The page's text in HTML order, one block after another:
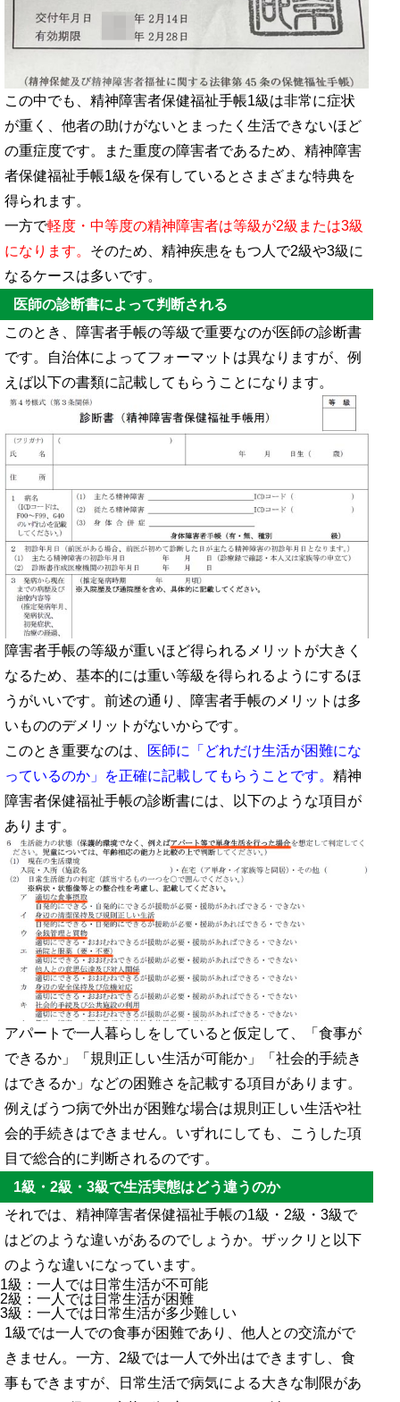
この中でも、精神障害者保健福祉手帳1級は非常に症状
が重く、他者の助けがないとまったく生活できないほど
の重症度です。また重度の障害者であるため、精神障害
者保健福祉手帳1級を保有しているとさまざまな特典を
得られます。
一方で軽度・中等度の精神障害者は等級が2級または3級
になります。 そのため、精神疾患をもつ人で2級や3級に
なるケースは多いです。
医師の診断書によって判断される
このとき、障害者手帳の等級で重要なのが医師の診断書
です。自治体によってフォーマットは異なりますが、例
えば以下の書類に記載してもらうことになります。
障害者手帳の等級が重いほど得られるメリットが大きく
なるため、基本的には重い等級を得られるようにするほ
うがいいです。前述の通り、障害者手帳のメリットは多
いもののデメリットがないからです。
このとき重要なのは、
医師に「どれだけ生活が困難にな
っているのか」を正確に記載してもらうことです。 精神
障害者保健福祉手帳の診断書には、以下のような項目が
あります。
アパートで一人暮らしをしていると仮定して、「食事が
できるか」「規則正しい生活が可能か」「社会的手続き
はできるか」などの困難さを記載する項目があります。
例えばうつ病で外出が困難な場合は規則正しい生活や社
会的手続きはできません。いずれにしても、こうした項
目で総合的に判断されるのです。
1級・2級・3級で生活実態はどう違うのか
それでは、精神障害者保健福祉手帳の1級・2級・3級で
はどのような違いがあるのでしょうか。ザックリと以下
のような違いになっています。
1級：一人では日常生活が不可能
2級：一人では日常生活が困難
3級：一人では日常生活が多少難しい
1級では一人での食事が困難であり、他人との交流がで
きません。一方、2級では一人で外出はできますし、食
事もできますが、日常生活で病気による大きな制限があ